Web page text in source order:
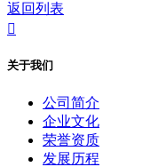
返回列表

关于我们
公司简介
企业文化
荣誉资质
发展历程